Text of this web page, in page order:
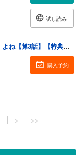
試し読み
明日はきっと友だちじゃない、よね【第3話】【特典付き】
購入予約
> >>